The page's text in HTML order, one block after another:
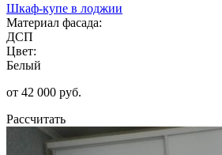
Шкаф-купе в лоджии
Материал фасада:
ДСП
Цвет:
Белый
от 42 000 руб.
Рассчитать